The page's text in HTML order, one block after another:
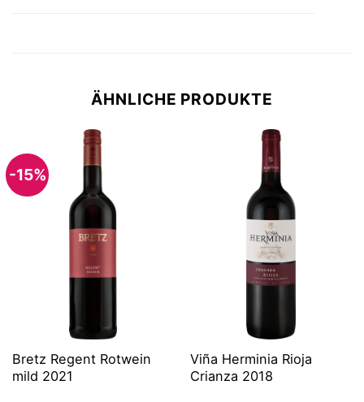
ÄHNLICHE PRODUKTE
-15%
Bretz Regent Rotwein
mild 2021
Viña Herminia Rioja
Crianza 2018